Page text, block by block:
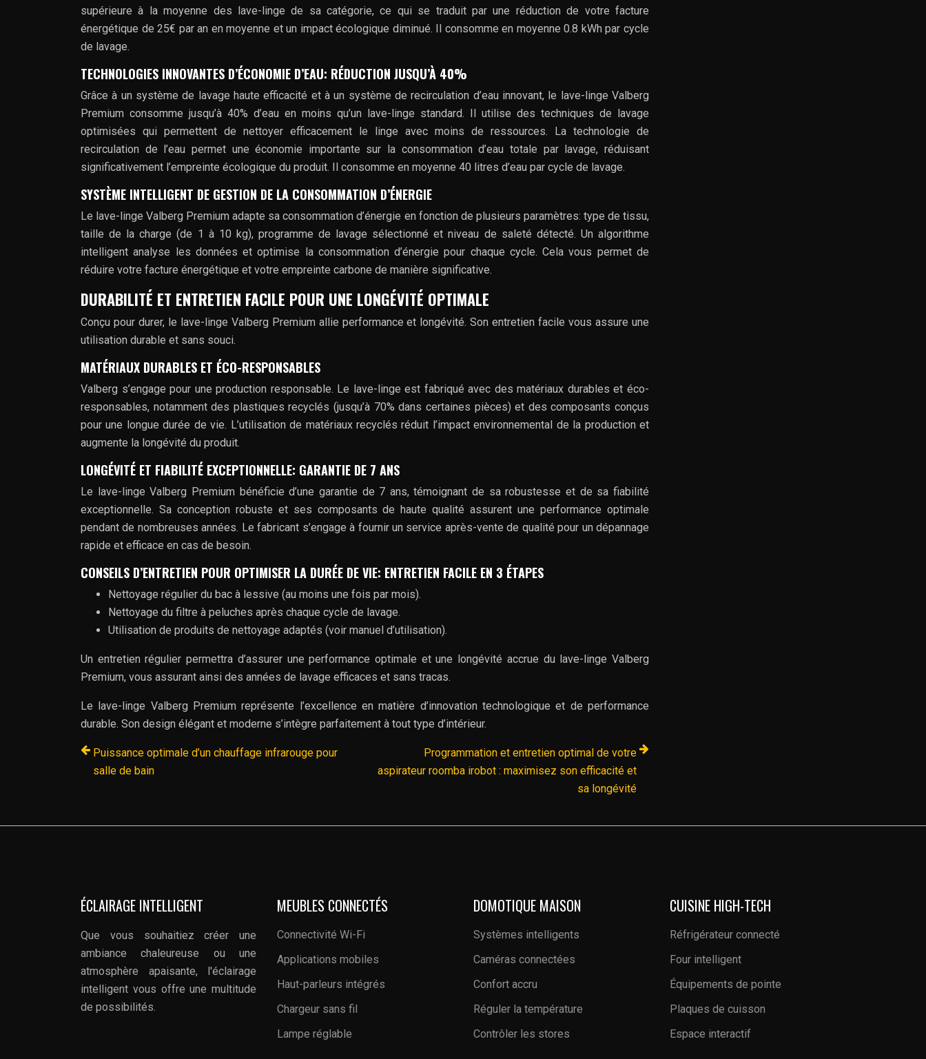
supérieure à la moyenne des lave-linge de sa catégorie, ce qui se traduit par une réduction de votre facture
énergétique de 25€ par an en moyenne et un impact écologique diminué. Il consomme en moyenne 0.8 kWh par cycle
de lavage.
TECHNOLOGIES INNOVANTES D’ÉCONOMIE D’EAU: RÉDUCTION JUSQU’À 40%
Grâce à un système de lavage haute efficacité et à un système de recirculation d’eau innovant, le lave-linge Valberg
Premium consomme jusqu’à 40% d’eau en moins qu’un lave-linge standard. Il utilise des techniques de lavage
optimisées qui permettent de nettoyer efficacement le linge avec moins de ressources. La technologie de
recirculation de l’eau permet une économie importante sur la consommation d’eau totale par lavage, réduisant
significativement l’empreinte écologique du produit. Il consomme en moyenne 40 litres d’eau par cycle de lavage.
SYSTÈME INTELLIGENT DE GESTION DE LA CONSOMMATION D’ÉNERGIE
Le lave-linge Valberg Premium adapte sa consommation d’énergie en fonction de plusieurs paramètres: type de tissu,
taille de la charge (de 1 à 10 kg), programme de lavage sélectionné et niveau de saleté détecté. Un algorithme
intelligent analyse les données et optimise la consommation d’énergie pour chaque cycle. Cela vous permet de
réduire votre facture énergétique et votre empreinte carbone de manière significative.
DURABILITÉ ET ENTRETIEN FACILE POUR UNE LONGÉVITÉ OPTIMALE
Conçu pour durer, le lave-linge Valberg Premium allie performance et longévité. Son entretien facile vous assure une
utilisation durable et sans souci.
MATÉRIAUX DURABLES ET ÉCO-RESPONSABLES
Valberg s’engage pour une production responsable. Le lave-linge est fabriqué avec des matériaux durables et éco-
responsables, notamment des plastiques recyclés (jusqu’à 70% dans certaines pièces) et des composants conçus
pour une longue durée de vie. L’utilisation de matériaux recyclés réduit l’impact environnemental de la production et
augmente la longévité du produit.
LONGÉVITÉ ET FIABILITÉ EXCEPTIONNELLE: GARANTIE DE 7 ANS
Le lave-linge Valberg Premium bénéficie d’une garantie de 7 ans, témoignant de sa robustesse et de sa fiabilité
exceptionnelle. Sa conception robuste et ses composants de haute qualité assurent une performance optimale
pendant de nombreuses années. Le fabricant s’engage à fournir un service après-vente de qualité pour un dépannage
rapide et efficace en cas de besoin.
CONSEILS D’ENTRETIEN POUR OPTIMISER LA DURÉE DE VIE: ENTRETIEN FACILE EN 3 ÉTAPES
Nettoyage régulier du bac à lessive (au moins une fois par mois).
Nettoyage du filtre à peluches après chaque cycle de lavage.
Utilisation de produits de nettoyage adaptés (voir manuel d’utilisation).
Un entretien régulier permettra d’assurer une performance optimale et une longévité accrue du lave-linge Valberg
Premium, vous assurant ainsi des années de lavage efficaces et sans tracas.
Le lave-linge Valberg Premium représente l’excellence en matière d’innovation technologique et de performance
durable. Son design élégant et moderne s’intègre parfaitement à tout type d’intérieur.
Puissance optimale d’un chauffage infrarouge pour
salle de bain
Programmation et entretien optimal de votre
aspirateur roomba irobot : maximisez son efficacité et
sa longévité
ÉCLAIRAGE INTELLIGENT
Que vous souhaitiez créer une
ambiance chaleureuse ou une
atmosphère apaisante, l'éclairage
intelligent vous offre une multitude
de possibilités.
MEUBLES CONNECTÉS
Connectivité Wi-Fi
Applications mobiles
Haut-parleurs intégrés
Chargeur sans fil
Lampe réglable
DOMOTIQUE MAISON
Systèmes intelligents
Caméras connectées
Confort accru
Réguler la température
Contrôler les stores
CUISINE HIGH-TECH
Réfrigérateur connecté
Four intelligent
Équipements de pointe
Plaques de cuisson
Espace interactif